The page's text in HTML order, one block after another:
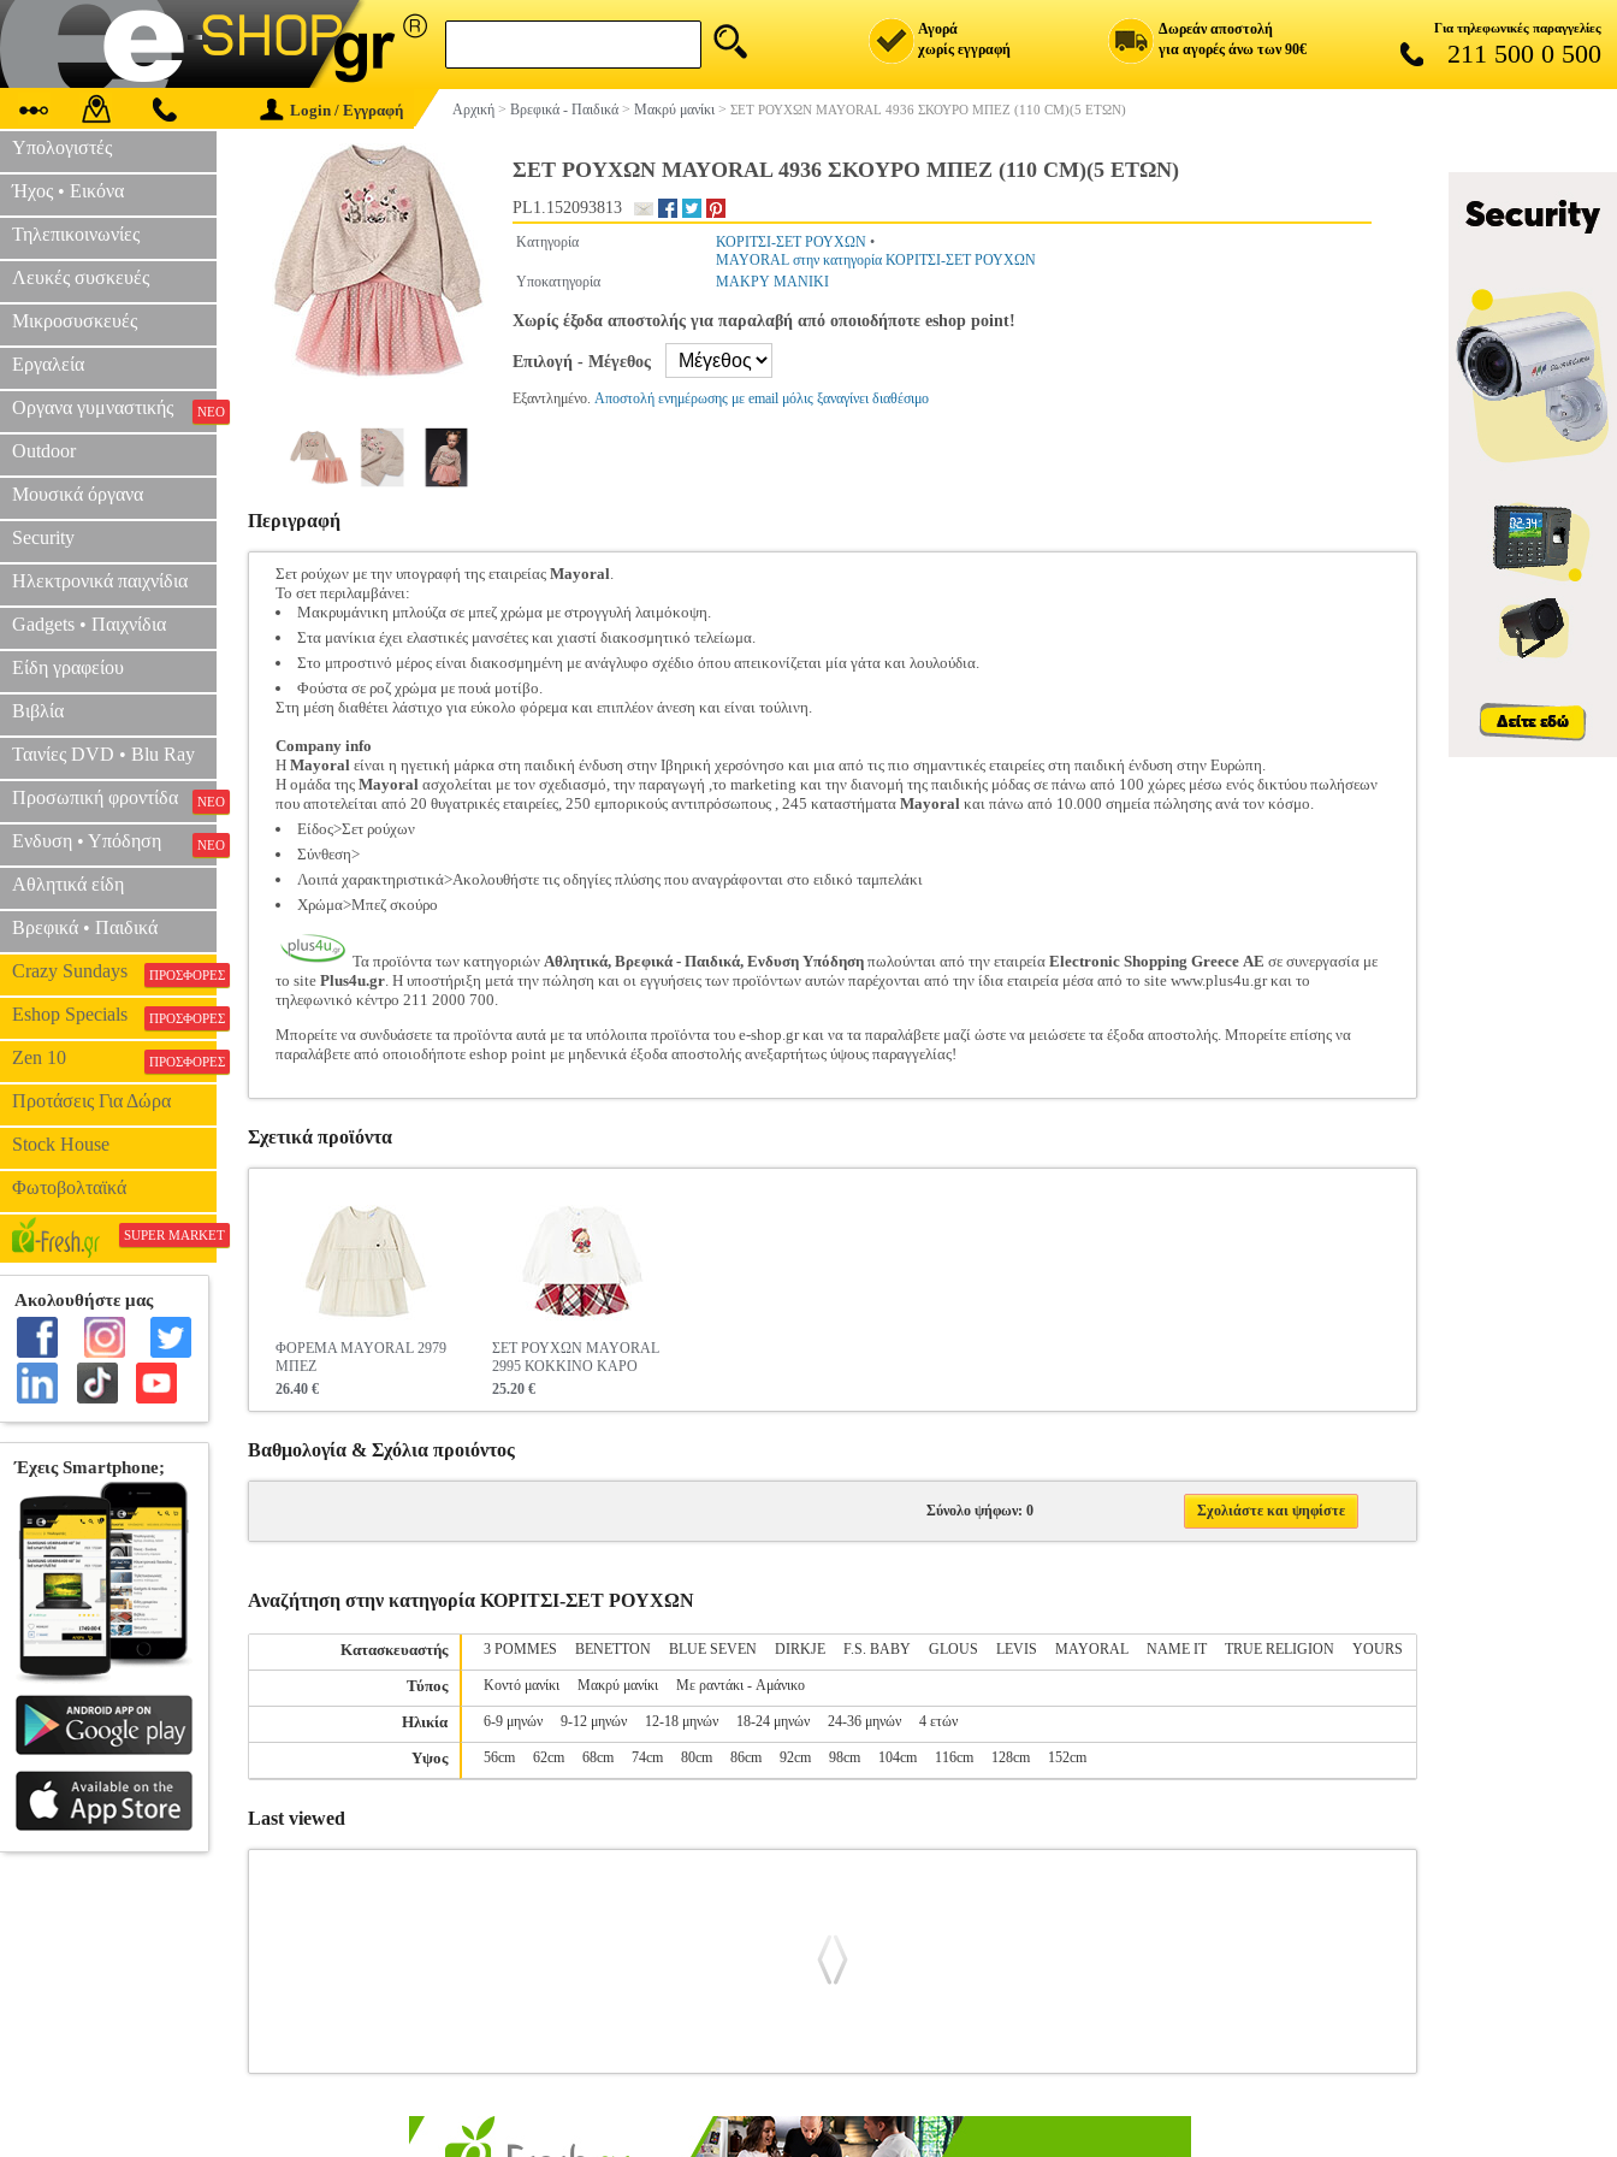
Αγορά
χωρίς εγγραφή
Δωρεάν αποστολή
για αγορές άνω των 90€
Για τηλεφωνικές παραγγελίες
211 500 0 500
Login / Εγγραφή Αρχική > Βρεφικά - Παιδικά > Μακρύ μανίκι > ΣΕΤ ΡΟΥΧΩΝ MAYORAL 4936 ΣΚΟΥΡΟ ΜΠΕΖ (110 CM)(5 ΕΤΩΝ)
Υπολογιστές
Ήχος • Εικόνα
Τηλεπικοινωνίες
Λευκές συσκευές
Μικροσυσκευές
Εργαλεία
Οργανα γυμναστικής ΝΕΟ
Outdoor
Μουσικά όργανα
Security
Ηλεκτρονικά παιχνίδια
Gadgets • Παιχνίδια
Είδη γραφείου
Βιβλία
Ταινίες DVD • Blu Ray
Προσωπική φροντίδα ΝΕΟ
Ενδυση • Υπόδηση ΝΕΟ
Αθλητικά είδη
Βρεφικά • Παιδικά
Crazy Sundays ΠΡΟΣΦΟΡΕΣ
Eshop Specials ΠΡΟΣΦΟΡΕΣ
Zen 10 ΠΡΟΣΦΟΡΕΣ
Προτάσεις Για Δώρα
Stock House
Φωτοβολταϊκά
SUPER MARKET
ΣΕΤ ΡΟΥΧΩΝ MAYORAL 4936 ΣΚΟΥΡΟ ΜΠΕΖ (110 CM)(5 ΕΤΩΝ)
PL1.152093813
Κατηγορία ΚΟΡΙΤΣΙ-ΣΕΤ ΡΟΥΧΩΝ •
MAYORAL στην κατηγορία ΚΟΡΙΤΣΙ-ΣΕΤ ΡΟΥΧΩΝ
Υποκατηγορία
ΜΑΚΡΥ ΜΑΝΙΚΙ
Χωρίς έξοδα αποστολής για παραλαβή από οποιοδήποτε eshop point!
Επιλογή - Μέγεθος
Εξαντλημένο. Αποστολή ενημέρωσης με email μόλις ξαναγίνει διαθέσιμο
Περιγραφή
Σετ ρούχων με την υπογραφή της εταιρείας Mayoral.
Το σετ περιλαμβάνει:
Μακρυμάνικη μπλούζα σε μπεζ χρώμα με στρογγυλή λαιμόκοψη.
Στα μανίκια έχει ελαστικές μανσέτες και χιαστί διακοσμητικό τελείωμα.
Στο μπροστινό μέρος είναι διακοσμημένη με ανάγλυφο σχέδιο όπου απεικονίζεται μία γάτα και λουλούδια.
Φούστα σε ροζ χρώμα με πουά μοτίβο.
Στη μέση διαθέτει λάστιχο για εύκολο φόρεμα και επιπλέον άνεση και είναι τούλινη.
Company info
Η Mayoral είναι η ηγετική μάρκα στη παιδική ένδυση στην Ιβηρική χερσόνησο και μια από τις πιο σημαντικές εταιρείες στη παιδική ένδυση στην Ευρώπη.
Η ομάδα της Mayoral ασχολείται με τον σχεδιασμό, την παραγωγή ,το marketing και την διανομή της παιδικής μόδας σε πάνω από 100 χώρες μέσω ενός δικτύου πωλήσεων
που αποτελείται από 20 θυγατρικές εταιρείες, 250 εμπορικούς αντιπρόσωπους , 245 καταστήματα Mayoral και πάνω από 10.000 σημεία πώλησης ανά τον κόσμο.
Είδος>Σετ ρούχων
Σύνθεση>
Λοιπά χαρακτηριστικά>Ακολουθήστε τις οδηγίες πλύσης που αναγράφονται στο ειδικό ταμπελάκι
Χρώμα>Μπεζ σκούρο
Τα προϊόντα των κατηγοριών Αθλητικά, Βρεφικά - Παιδικά, Ενδυση Υπόδηση πωλούνται από την εταιρεία Electronic Shopping Greece ΑΕ σε συνεργασία με
το site Plus4u.gr. Η υποστήριξη μετά την πώληση και οι εγγυήσεις των προϊόντων αυτών παρέχονται από την ίδια εταιρεία μέσα από το site www.plus4u.gr και το
τηλεφωνικό κέντρο 211 2000 700.
Μπορείτε να συνδυάσετε τα προϊόντα αυτά με τα υπόλοιπα προϊόντα του e-shop.gr και να τα παραλάβετε μαζί ώστε να μειώσετε τα έξοδα αποστολής. Μπορείτε επίσης να
παραλάβετε από οποιοδήποτε eshop point με μηδενικά έξοδα αποστολής ανεξαρτήτως ύψους παραγγελίας!
Σχετικά προϊόντα
ΦΟΡΕΜΑ MAYORAL 2979
ΜΠΕΖ
26.40 €
ΣΕΤ ΡΟΥΧΩΝ MAYORAL
2995 ΚΟΚΚΙΝΟ ΚΑΡΟ
25.20 €
Βαθμολογία & Σχόλια προιόντος
Σύνολο ψήφων: 0 Σχολιάστε και ψηφίστε
Αναζήτηση στην κατηγορία ΚΟΡΙΤΣΙ-ΣΕΤ ΡΟΥΧΩΝ
Κατασκευαστής 3 POMMES BENETTON BLUE SEVEN DIRKJE F.S. BABY GLOUS LEVIS MAYORAL NAME IT TRUE RELIGION YOURS
Τύπος Κοντό μανίκι Μακρύ μανίκι Με ραντάκι - Αμάνικο
Ηλικία 6-9 μηνών 9-12 μηνών 12-18 μηνών 18-24 μηνών 24-36 μηνών 4 ετών
Υψος 56cm 62cm 68cm 74cm 80cm 86cm 92cm 98cm 104cm 116cm 128cm 152cm
Last viewed
Το σετ περιλαμβάνει:• Μακρυμάνικη μπλούζα σε μπεζ χρώμα με στρογγυλή λαιμόκοψη. • Στα μανίκια έχει ελαστικές μανσέτες και χιαστί διακοσμητικό
τελείωμα. • Στο μπροστινό μέρος είναι διακοσμημένη με ανάγλυφο σχέδιο όπου απεικονίζεται μία γάτα και λουλούδια.• Φούστα σε ροζ χρώμα με πουά